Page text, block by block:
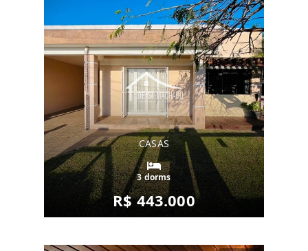
CASAS
3 dorms
R$ 443.000